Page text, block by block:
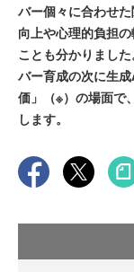
バー個々に合わせ
向上や心理的負担
ことも分かりまし
バー育成の次に生
価」（※）の場面で
します。